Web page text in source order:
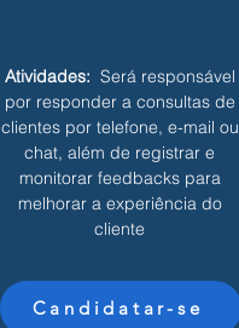
Atividades: Será responsável
por responder a consultas de
clientes por telefone, e-mail ou
chat, além de registrar e
monitorar feedbacks para
melhorar a experiência do
cliente
Candidatar-se